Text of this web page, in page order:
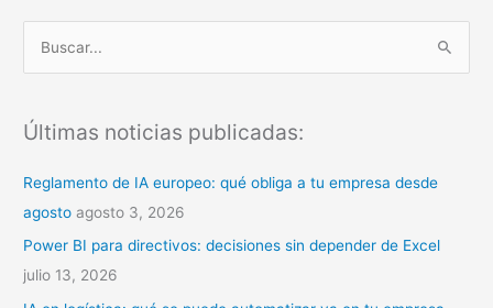
c
r
Últimas noticias publicadas:
Reglamento de IA europeo: qué obliga a tu empresa desde
agosto agosto 3, 2026
Power BI para directivos: decisiones sin depender de Excel
julio 13, 2026